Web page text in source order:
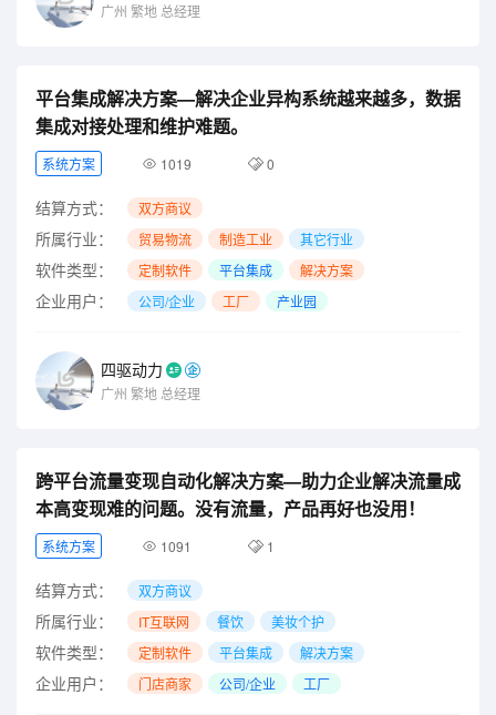
广州 繁地 总经理
平台集成解决方案—解决企业异构系统越来越多，数据
集成对接处理和维护难题。
系统方案 1019 0
结算方式： 双方商议
所属行业： 贸易物流 制造工业 其它行业
软件类型： 定制软件 平台集成 解决方案
企业用户： 公司/企业 工厂 产业园
四驱动力
广州 繁地 总经理
跨平台流量变现自动化解决方案—助力企业解决流量成
本高变现难的问题。没有流量，产品再好也没用！
系统方案 1091 1
结算方式： 双方商议
所属行业： IT互联网 餐饮 美妆个护
软件类型： 定制软件 平台集成 解决方案
企业用户： 门店商家 公司/企业 工厂